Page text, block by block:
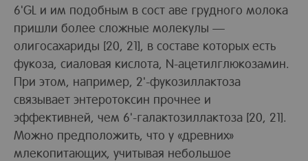
6'GL и им подобным в сост аве грудного молока
пришли более сложные молекулы —
олигосахариды [20, 21], в составе которых есть
фукоза, сиаловая кислота, N-ацетилглюкозамин.
При этом, например, 2'-фукозиллактоза
связывает энтеротоксин прочнее и
эффективней, чем 6'-галактозиллактоза [20, 21].
Можно предположить, что у «древних»
млекопитающих, учитывая небольшое